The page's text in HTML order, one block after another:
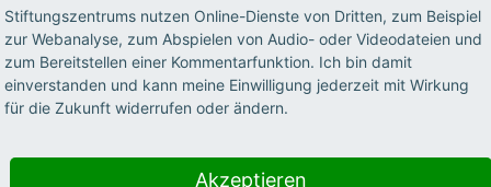
das Zugehörigkeitsgefühl zu der Hochschule.
inklusives Umfeld zieht vielfältige Studierende,
Diversität in der Forschung bereichert
und Denkweisen.
Stiftungszentrums nutzen Online-Dienste von Dritten, zum Beispiel
zur Webanalyse, zum Abspielen von Audio- oder Videodateien und
zum Bereitstellen einer Kommentarfunktion. Ich bin damit
einverstanden und kann meine Einwilligung jederzeit mit Wirkung
für die Zukunft widerrufen oder ändern.
Akzeptieren